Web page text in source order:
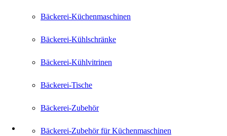
Bäckerei-Küchenmaschinen
Bäckerei-Kühlschränke
Bäckerei-Kühlvitrinen
Bäckerei-Tische
Bäckerei-Zubehör
Bäckerei-Zubehör für Küchenmaschinen